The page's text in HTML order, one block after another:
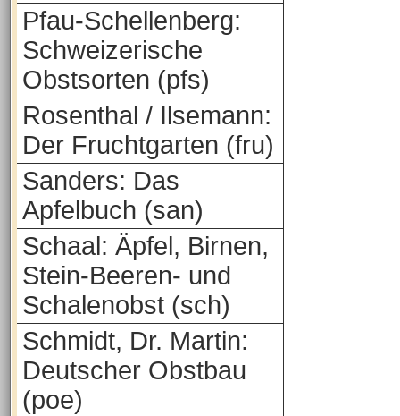
Pfau-Schellenberg:
Schweizerische
Obstsorten (pfs)
Rosenthal / Ilsemann:
Der Fruchtgarten (fru)
Sanders: Das
Apfelbuch (san)
Schaal: Äpfel, Birnen,
Stein-Beeren- und
Schalenobst (sch)
Schmidt, Dr. Martin:
Deutscher Obstbau
(poe)